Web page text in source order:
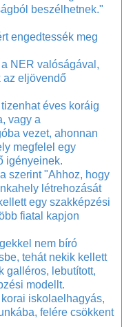
beszélhetnek."
engedtessék meg
NER valóságával,
az eljövendő
éves koráig
vagy a
vezet, ahonnan
megfelel egy
igényeinek.
szerint"Ahhoz, hogy
létrehozását
egy szakképzési
fiatal kapjon
nem bíró
tehát nekik kellett
galléros, lebutított,
modellt.
iskolaelhagyás,
felére csökkent